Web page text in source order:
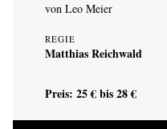
von Leo Meier
REGIE
Matthias Reichwald
Preis: 25 € bis 28 €